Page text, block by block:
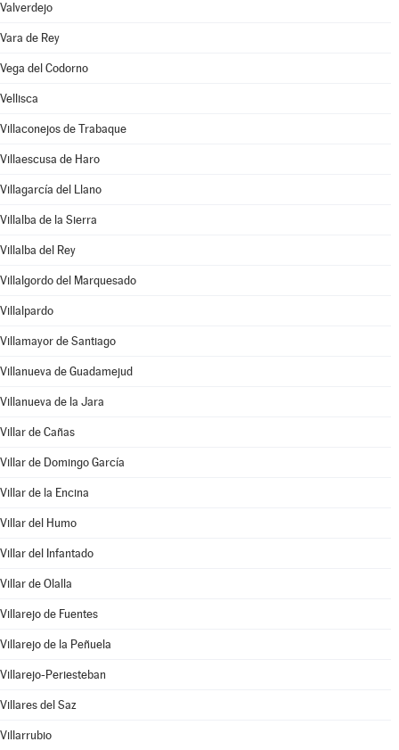
Valverdejo
Vara de Rey
Vega del Codorno
Vellisca
Villaconejos de Trabaque
Villaescusa de Haro
Villagarcía del Llano
Villalba de la Sierra
Villalba del Rey
Villalgordo del Marquesado
Villalpardo
Villamayor de Santiago
Villanueva de Guadamejud
Villanueva de la Jara
Villar de Cañas
Villar de Domingo García
Villar de la Encina
Villar del Humo
Villar del Infantado
Villar de Olalla
Villarejo de Fuentes
Villarejo de la Peñuela
Villarejo-Periesteban
Villares del Saz
Villarrubio